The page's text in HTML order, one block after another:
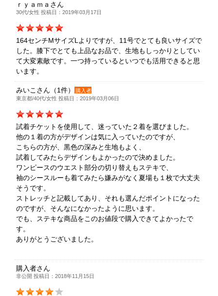
ｒｙａｍａさん
30代/女性 投稿日：2019年03月17日
164センチMサイズLよりですが、11号でとても良いサイズで
した。膝下でとても上品なお品で、生地もしっかりとしてい
て大変素敵です。一つ持っているといつでも活用できると思
います。
みいこさん（1件）
購入者
東京都/40代/女性 投稿日：2019年03月06日
試着チケットを使用して、迷っていた２着を選びました。
他の１着の方がデザインは気に入っていたのですが、
こちらの方が、黒色の深みと生地もよく、
試着してみたらデザインもよかったので決めました。
ワンピースのウエスト部分の切り替えもステキで、
袖のシースルーも着てみたら嫌みがなく夏場も１枚で大丈夫
そうです。
ストレッチと記載してあり、それも選んだポイントになった
のですが、そんなになかったように思います。
でも、ステキな商品をこのお値段で購入できてよかったで
す。
ありがとうございました。
購入者さん
非公開 投稿日：2018年11月15日